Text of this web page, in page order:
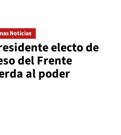
Noticias
electo de
del Frente
al poder